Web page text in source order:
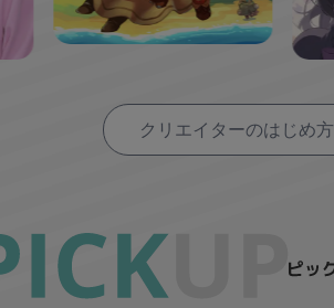
クリエイターのはじめ方